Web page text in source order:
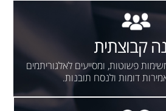
קבוצתית
פשוטות, ומסייעים לאלגוריתמים
דומות ולנסח תובנות.